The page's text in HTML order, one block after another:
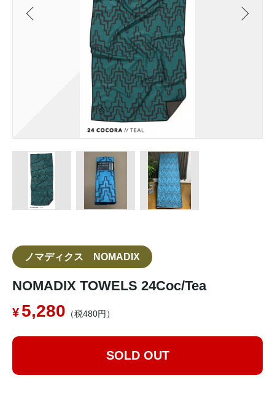
ノマディクス NOMADIX
NOMADIX TOWELS 24Coc/Tea
5,280 （税480円）
SOLD OUT